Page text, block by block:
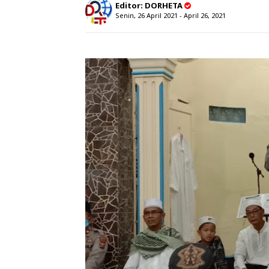
Editor: DORHETA
Senin, 26 April 2021 - April 26, 2021